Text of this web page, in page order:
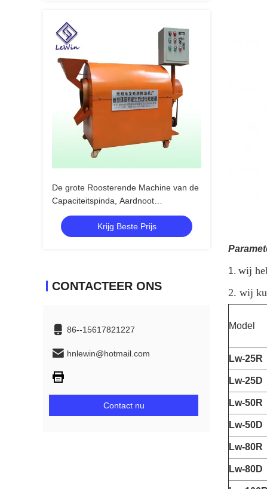
De grote Roosterende Machine van de
Capaciteitspinda, Aardnoot
Roosterende Machine 1 Jaargarantie
Krijg Beste Prijs
CONTACTEER ONS
86--15617821227
hnlewin@hotmail.com
Contact nu
1. wij
2. wij
Model
Lw-25R
Lw-25D
Lw-50R
Lw-50D
Lw-80R
Lw-80D